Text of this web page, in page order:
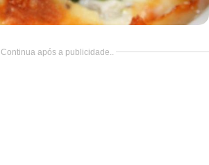
Continua após a publicidade..